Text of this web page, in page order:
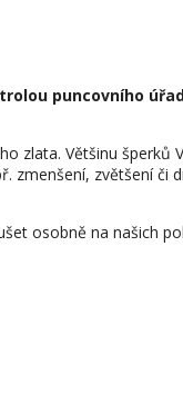
puncovního
zlata. Většinu šperků
zmenšení, zvětšení či
osobně na našich